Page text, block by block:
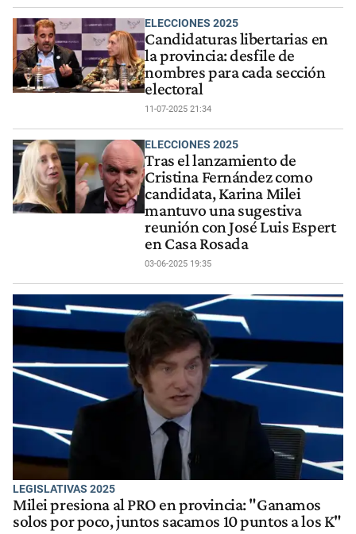
ELECCIONES 2025
Candidaturas libertarias en
la provincia: desfile de
nombres para cada sección
electoral
11-07-2025 21:34
ELECCIONES 2025
Tras el lanzamiento de
Cristina Fernández como
candidata, Karina Milei
mantuvo una sugestiva
reunión con José Luis Espert
en Casa Rosada
03-06-2025 19:35
LEGISLATIVAS 2025
Milei presiona al PRO en provincia: "Ganamos
solos por poco, juntos sacamos 10 puntos a los K"